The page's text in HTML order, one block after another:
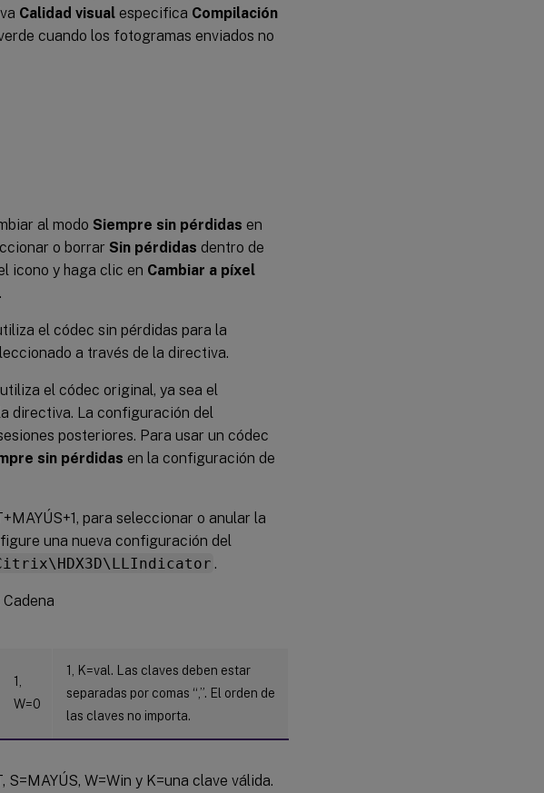
Calidad visual especifica Compilación
cuando los fotogramas enviados no
al modo Siempre sin pérdidas en
o borrar Sin pérdidas dentro de
icono y haga clic en Cambiar a píxel
el códec sin pérdidas para la
a través de la directiva.
el códec original, ya sea el
directiva. La configuración del
posteriores. Para usar un códec
sin pérdidas en la configuración de
para seleccionar o anular la
una nueva configuración del
.
1,
W=0
1, K=val. Las claves deben estar
separadas por comas “,”. El orden de
las claves no importa.
S=MAYÚS, W=Win y K=una clave válida.